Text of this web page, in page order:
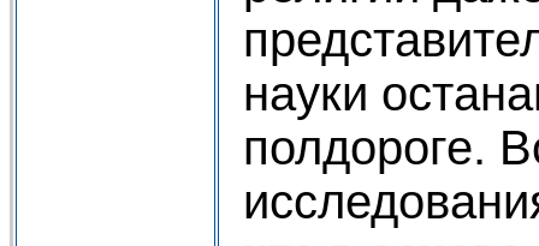
науки
полдороге.